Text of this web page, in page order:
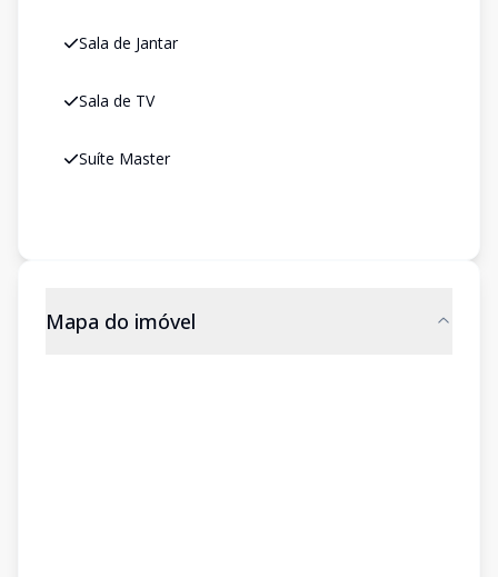
Sala de Jantar
Sala de TV
Suíte Master
Mapa do imóvel